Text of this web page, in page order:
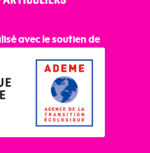
avec le soutien de